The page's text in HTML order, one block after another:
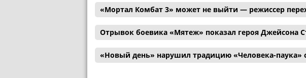
«Мортал Комбат 3» может не выйти — режиссер
Отрывок боевика «Мятеж» показал героя Джейсона
«Новый день» нарушил традицию «Человека-паука»